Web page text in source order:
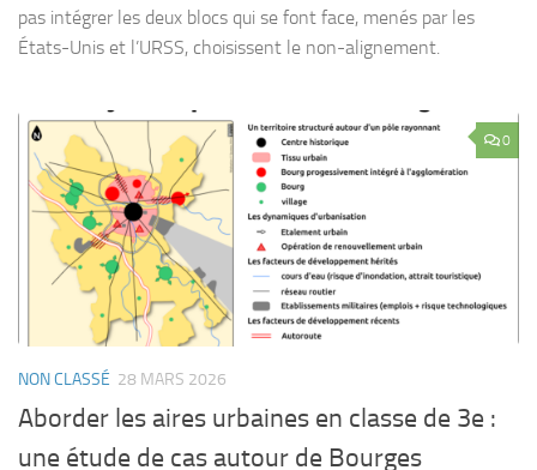
pas intégrer les deux blocs qui se font face, menés par les
États-Unis et l’URSS, choisissent le non-alignement.
0
NON CLASSÉ 28 MARS 2026
Aborder les aires urbaines en classe de 3e :
une étude de cas autour de Bourges